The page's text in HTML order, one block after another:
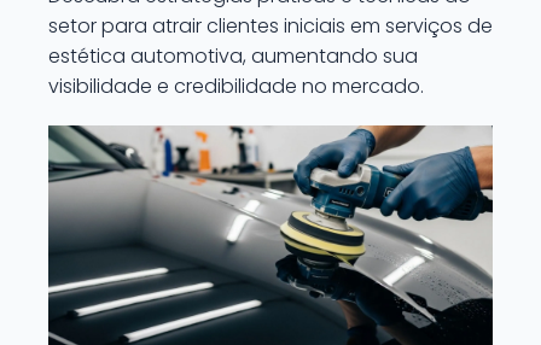
setor para atrair clientes iniciais em serviços de
estética automotiva, aumentando sua
visibilidade e credibilidade no mercado.